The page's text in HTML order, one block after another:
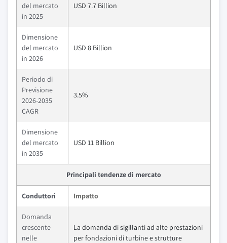
del mercato
in 2025
USD 7.7 Billion
Dimensione
del mercato
in 2026
USD 8 Billion
Periodo di
Previsione
2026-2035
CAGR
3.5%
Dimensione
del mercato
in 2035
USD 11 Billion
Principali tendenze di mercato
Conduttori Impatto
Domanda
crescente
nelle
La domanda di sigillanti ad alte prestazioni
per fondazioni di turbine e strutture